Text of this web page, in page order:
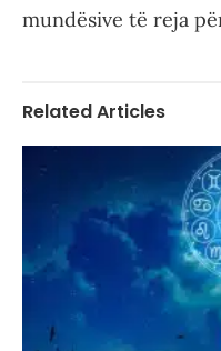
mundësive të reja
Related Articles